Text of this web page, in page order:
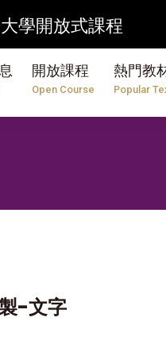
學開放式課程
開放課程
Open Course
熱門教
Popular
-文字